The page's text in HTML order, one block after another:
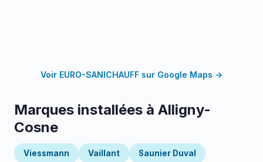
Voir EURO-SANICHAUFF sur Google Maps →
Marques installées à Alligny-
Cosne
Viessmann Vaillant Saunier Duval